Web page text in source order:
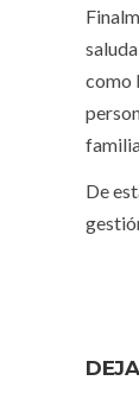
como
De